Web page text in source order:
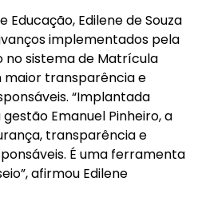
Educação, Edilene de Souza
implementados pela
no sistema de Matrícula
maior transparência e
“Implantada
Emanuel Pinheiro, a
transparência e
É uma ferramenta
afirmou Edilene